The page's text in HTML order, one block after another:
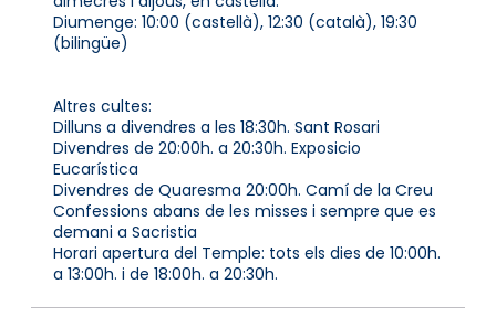
Diumenge: 10:00 (castellà), 12:30 (català), 19:30
(bilingüe)
Altres cultes:
Dilluns a divendres a les 18:30h. Sant Rosari
Divendres de 20:00h. a 20:30h. Exposicio
Eucarística
Divendres de Quaresma 20:00h. Camí de la Creu
Confessions abans de les misses i sempre que es
demani a Sacristia
Horari apertura del Temple: tots els dies de 10:00h.
a 13:00h. i de 18:00h. a 20:30h.